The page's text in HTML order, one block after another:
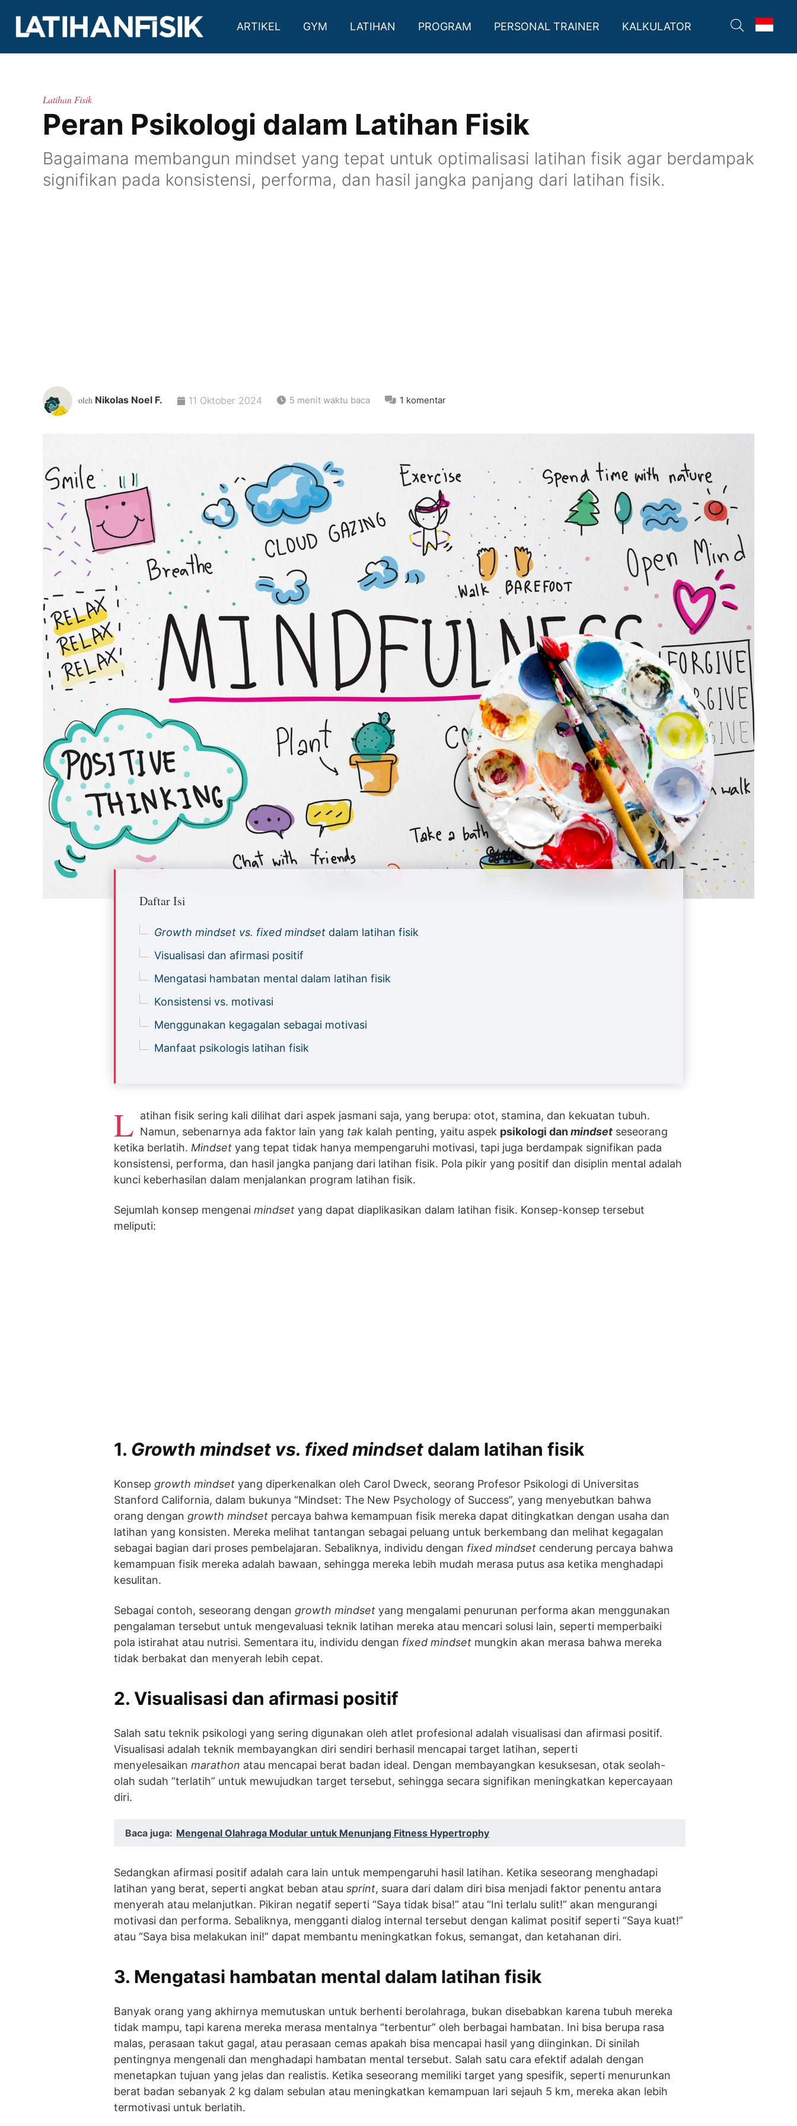
ARTIKEL GYM LATIHAN PROGRAM PERSONAL TRAINER KALKULATOR
Latihan Fisik
Peran Psikologi dalam Latihan Fisik
Bagaimana membangun mindset yang tepat untuk optimalisasi latihan fisik agar berdampak
signifikan pada konsistensi, performa, dan hasil jangka panjang dari latihan fisik.
oleh Nikolas Noel F. 11 Oktober 2024 5 menit waktu baca 1 komentar
Daftar Isi
Growth mindset vs. fixed mindset dalam latihan fisik
Visualisasi dan afirmasi positif
Mengatasi hambatan mental dalam latihan fisik
Konsistensi vs. motivasi
Menggunakan kegagalan sebagai motivasi
Manfaat psikologis latihan fisik
L atihan fisik sering kali dilihat dari aspek jasmani saja, yang berupa: otot, stamina, dan kekuatan tubuh.
Namun, sebenarnya ada faktor lain yang tak kalah penting, yaitu aspek psikologi danmindset seseorang
ketika berlatih. Mindset yang tepat tidak hanya mempengaruhi motivasi, tapi juga berdampak signifikan pada
konsistensi, performa, dan hasil jangka panjang dari latihan fisik. Pola pikir yang positif dan disiplin mental adalah
kunci keberhasilan dalam menjalankan program latihan fisik.
Sejumlah konsep mengenai mindset yang dapat diaplikasikan dalam latihan fisik. Konsep-konsep tersebut
meliputi:
1. Growth mindset vs. fixed mindset dalam latihan fisik
Konsep growth mindset yang diperkenalkan oleh Carol Dweck, seorang Profesor Psikologi di Universitas
Stanford California, dalam bukunya “Mindset: The New Psychology of Success”, yang menyebutkan bahwa
orang dengan growth mindset percaya bahwa kemampuan fisik mereka dapat ditingkatkan dengan usaha dan
latihan yang konsisten. Mereka melihat tantangan sebagai peluang untuk berkembang dan melihat kegagalan
sebagai bagian dari proses pembelajaran. Sebaliknya, individu dengan fixed mindset cenderung percaya bahwa
kemampuan fisik mereka adalah bawaan, sehingga mereka lebih mudah merasa putus asa ketika menghadapi
kesulitan.
Sebagai contoh, seseorang dengan growth mindset yang mengalami penurunan performa akan menggunakan
pengalaman tersebut untuk mengevaluasi teknik latihan mereka atau mencari solusi lain, seperti memperbaiki
pola istirahat atau nutrisi. Sementara itu, individu dengan fixed mindset mungkin akan merasa bahwa mereka
tidak berbakat dan menyerah lebih cepat.
2. Visualisasi dan afirmasi positif
Salah satu teknik psikologi yang sering digunakan oleh atlet profesional adalah visualisasi dan afirmasi positif.
Visualisasi adalah teknik membayangkan diri sendiri berhasil mencapai target latihan, seperti
menyelesaikan marathon atau mencapai berat badan ideal. Dengan membayangkan kesuksesan, otak seolah-
olah sudah “terlatih” untuk mewujudkan target tersebut, sehingga secara signifikan meningkatkan kepercayaan
diri.
Baca juga: Mengenal Olahraga Modular untuk Menunjang Fitness Hypertrophy
Sedangkan afirmasi positif adalah cara lain untuk mempengaruhi hasil latihan. Ketika seseorang menghadapi
latihan yang berat, seperti angkat beban atau sprint, suara dari dalam diri bisa menjadi faktor penentu antara
menyerah atau melanjutkan. Pikiran negatif seperti “Saya tidak bisa!” atau “Ini terlalu sulit!” akan mengurangi
motivasi dan performa. Sebaliknya, mengganti dialog internal tersebut dengan kalimat positif seperti “Saya kuat!”
atau “Saya bisa melakukan ini!” dapat membantu meningkatkan fokus, semangat, dan ketahanan diri.
3. Mengatasi hambatan mental dalam latihan fisik
Banyak orang yang akhirnya memutuskan untuk berhenti berolahraga, bukan disebabkan karena tubuh mereka
tidak mampu, tapi karena mereka merasa mentalnya “terbentur” oleh berbagai hambatan. Ini bisa berupa rasa
malas, perasaan takut gagal, atau perasaan cemas apakah bisa mencapai hasil yang diinginkan. Di sinilah
pentingnya mengenali dan menghadapi hambatan mental tersebut. Salah satu cara efektif adalah dengan
menetapkan tujuan yang jelas dan realistis. Ketika seseorang memiliki target yang spesifik, seperti menurunkan
berat badan sebanyak 2 kg dalam sebulan atau meningkatkan kemampuan lari sejauh 5 km, mereka akan lebih
termotivasi untuk berlatih.